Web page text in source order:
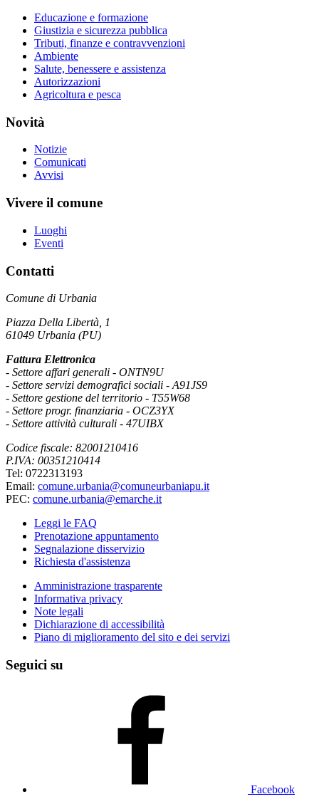
Educazione e formazione
Giustizia e sicurezza pubblica
Tributi, finanze e contravvenzioni
Ambiente
Salute, benessere e assistenza
Autorizzazioni
Agricoltura e pesca
Novità
Notizie
Comunicati
Avvisi
Vivere il comune
Luoghi
Eventi
Contatti
Comune di Urbania
Piazza Della Libertà, 1
61049 Urbania (PU)
Fattura Elettronica
- Settore affari generali - ONTN9U
- Settore servizi demografici sociali - A91JS9
- Settore gestione del territorio - T55W68
- Settore progr. finanziaria - OCZ3YX
- Settore attività culturali - 47UIBX
Codice fiscale: 82001210416
P.IVA: 00351210414
Tel: 0722313193
Email: comune.urbania@comuneurbaniapu.it
PEC: comune.urbania@emarche.it
Leggi le FAQ
Prenotazione appuntamento
Segnalazione disservizio
Richiesta d'assistenza
Amministrazione trasparente
Informativa privacy
Note legali
Dichiarazione di accessibilità
Piano di miglioramento del sito e dei servizi
Seguici su
Facebook